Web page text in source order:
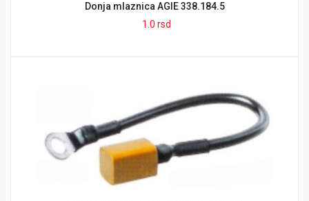
Donja mlaznica AGIE 338.184.5
1.0 rsd